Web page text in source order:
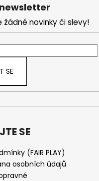
žádné novinky či slevy!
SE
SE
(FAIR PLAY)
osobních údajů